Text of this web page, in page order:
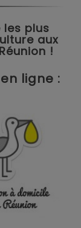
les plus
aux
!
ligne :